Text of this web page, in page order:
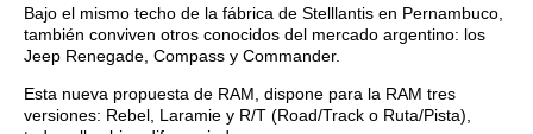
Bajo el mismo techo de la fábrica de Stelllantis en Pernambuco,
también conviven otros conocidos del mercado argentino: los
Jeep Renegade, Compass y Commander.
Esta nueva propuesta de RAM, dispone para la RAM tres
versiones: Rebel, Laramie y R/T (Road/Track o Ruta/Pista),